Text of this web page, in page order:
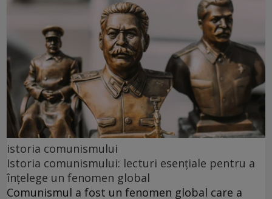
istoria comunismului
Istoria comunismului: lecturi esențiale pentru a
înțelege un fenomen global
Comunismul a fost un fenomen global care a